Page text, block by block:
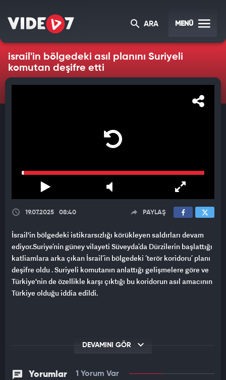
ARA MENÜ
israil'in bölgedeki asıl planını Suriyeli
komutan deşifre etti
19.07.2025 08:40 PAYLAŞ
İsrail'in bölgedeki istikrarsızlığı körükleyen saldırları devam
ediyor.Suriye’nin güney vilayeti Süveyda’da Dürzilerin başlattığı
katliamlara arka çıkan İsrail’in bölgedeki ‘terör koridoru’ planı
deşifre oldu . Suriyeli komutanın anlattığı gelişmelere göre ve
Türkiye'nin de özellikle karşı çıktığı bu koridorun asıl amacının
Türkiye olduğu iddia edildi.
DEVAMINI GÖR
Yorumlar 1 Yorum Var